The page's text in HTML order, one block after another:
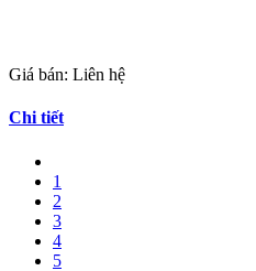
Giá bán: Liên hệ
Chi tiết
1
2
3
4
5